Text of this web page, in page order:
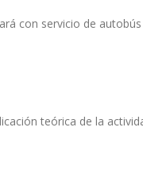
con servicio de
teórica de la